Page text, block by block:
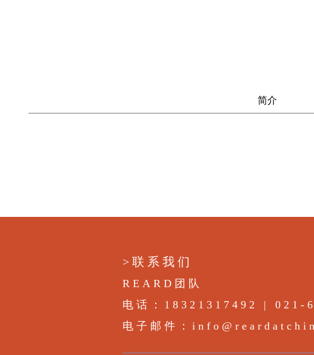
简介
>联系我们
REARD团队
电话：18321317492 | 021-
电子邮件：